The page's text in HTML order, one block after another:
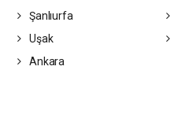
Şanlıurfa
Uşak
Ankara